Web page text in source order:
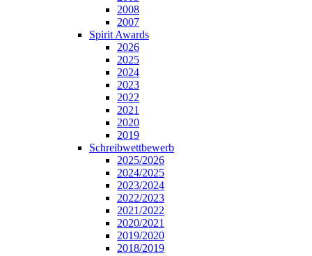
2008
2007
Spirit Awards
2026
2025
2024
2023
2022
2021
2020
2019
Schreibwettbewerb
2025/2026
2024/2025
2023/2024
2022/2023
2021/2022
2020/2021
2019/2020
2018/2019